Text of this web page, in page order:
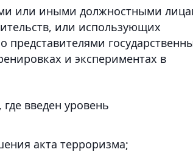
или иными должностными
или использующих
и экспериментах в
введен уровень
акта терроризма;